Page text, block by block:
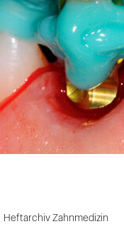
Heftarchiv Zahnmedizin